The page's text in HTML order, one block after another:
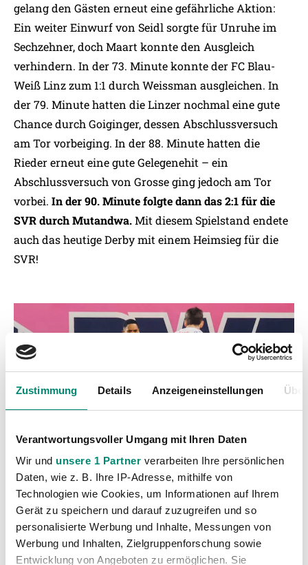
Zustimmung Details Anzeigeneinstellungen
Verantwortungsvoller Umgang mit Ihren Daten
Wir und unsere 1 Partner verarbeiten Ihre persönlichen
Daten, wie z. B. Ihre IP-Adresse, mithilfe von
Technologien wie Cookies, um Informationen auf Ihrem
Gerät zu speichern und darauf zuzugreifen und so
personalisierte Werbung und Inhalte, Messungen von
Werbung und Inhalten, Zielgruppenforschung sowie
Entwicklung von Angeboten zu ermöglichen. Sie
gelang den Gästen erneut eine gefährliche Aktion:
Ein weiter Einwurf von Seidl sorgte für Unruhe im
Sechzehner, doch Maart konnte den Ausgleich
verhindern. In der 73. Minute konnte der FC Blau-
Weiß Linz zum 1:1 durch Weissman ausgleichen. In
der 79. Minute hatten die Linzer nochmal eine gute
Chance durch Goiginger, dessen Abschlussversuch
am Tor vorbeiging. In der 88. Minute hatten die
Rieder erneut eine gute Gelegenehit – ein
Abschlussversuch von Grosse ging jedoch am Tor
vorbei. In der 90. Minute folgte dann das 2:1 für die
SVR durch Mutandwa.Mit diesem Spielstand endete
auch das heutige Derby mit einem Heimsieg für die
SVR!